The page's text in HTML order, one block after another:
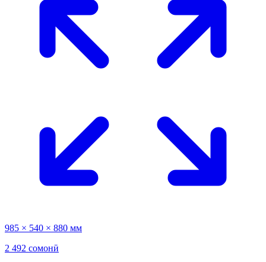
985 × 540 × 880 мм
2 492 сомонӣ